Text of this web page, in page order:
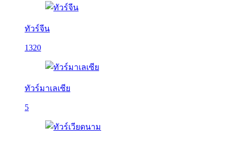
ทัวร์จีน
1320
ทัวร์มาเลเซีย
5